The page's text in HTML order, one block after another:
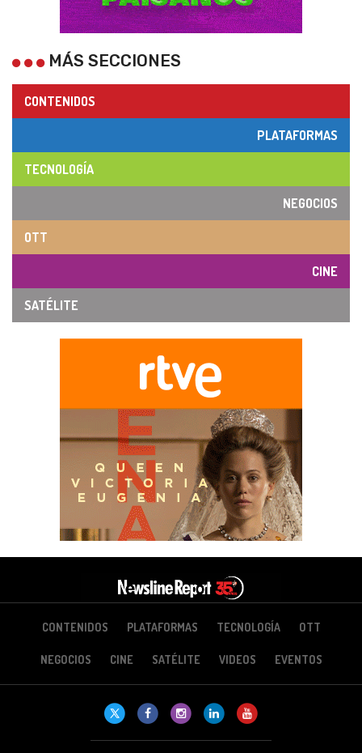
MÁS SECCIONES
CONTENIDOS
PLATAFORMAS
TECNOLOGÍA
NEGOCIOS
OTT
CINE
SATÉLITE
CONTENIDOS PLATAFORMAS TECNOLOGÍA OTT
NEGOCIOS CINE SATÉLITE VIDEOS EVENTOS